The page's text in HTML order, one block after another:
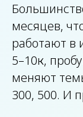
месяцев,
работают в
5–10к,
меняют
300, 500. И